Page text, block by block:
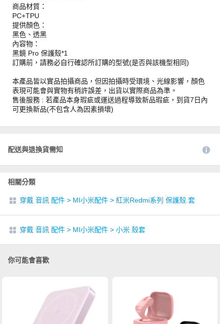
商品材質：
PC+TPU
提供顏色：
黑色、透黑
內容物：
黑鏡 Pro 保護殼*1
訂購前，請務必自行確認所訂購的型號(是否與該機型相同)
本產品皆以實品拍攝商品，但因拍攝時受環境、光線影響，顏色
表現可能會與實物有稍許誤差，出貨以實際商品為準。
售後服務 : 若產品本身瑕疵或運送過程導致新品瑕疵，到貨7日內
可更換新品(不包含人為因素損壞)
配送與退換貨需知
相關分類
穿戴 音訊 配件 > MI小米配件 > 紅米Redmi系列 保護殼.套
穿戴 音訊 配件 > MI小米配件 > 小米 殼套
你可能會喜歡